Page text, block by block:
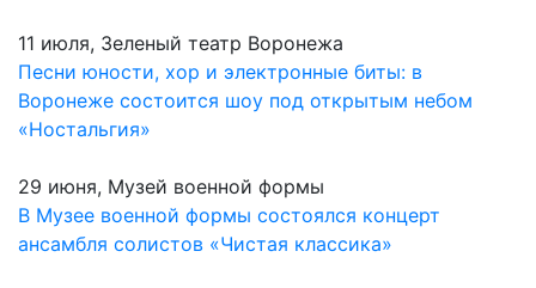
11 июля, Зеленый театр Воронежа
Песни юности, хор и электронные биты: в
Воронеже состоится шоу под открытым небом
«Ностальгия»
29 июня, Музей военной формы
В Музее военной формы состоялся концерт
ансамбля солистов «Чистая классика»